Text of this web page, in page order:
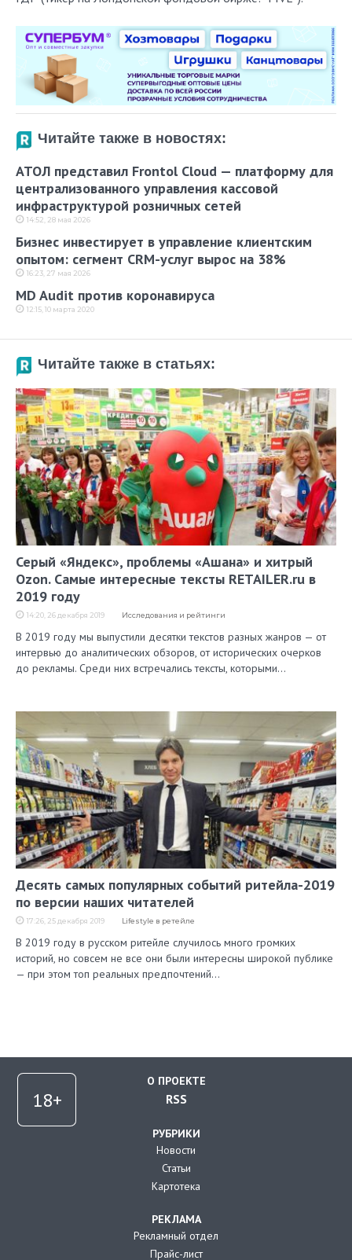
Читайте также в новостях:
АТОЛ представил Frontol Cloud — платформу для
централизованного управления кассовой
инфраструктурой розничных сетей
14:52, 28 мая 2026
Бизнес инвестирует в управление клиентским
опытом: сегмент CRM-услуг вырос на 38%
16:23, 27 мая 2026
MD Audit против коронавируса
12:15, 10 марта 2020
Читайте также в статьях:
Серый «Яндекс», проблемы «Ашана» и хитрый
Ozon. Самые интересные тексты RETAILER.ru в
2019 году
14:20, 26 декабря 2019 Исследования и рейтинги
В 2019 году мы выпустили десятки текстов разных жанров — от
интервью до аналитических обзоров, от исторических очерков
до рекламы. Среди них встречались тексты, которыми…
Десять самых популярных событий ритейла-2019
по версии наших читателей
17:26, 25 декабря 2019 Lifestyle в ретейле
В 2019 году в русском ритейле случилось много громких
историй, но совсем не все они были интересны широкой публике
— при этом топ реальных предпочтений…
О ПРОЕКТЕ
RSS
РУБРИКИ
Новости
Статьи
Картотека
РЕКЛАМА
Рекламный отдел
Прайс-лист